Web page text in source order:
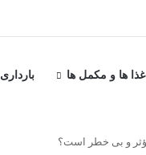
غذا ها و مکمل ها بارداری